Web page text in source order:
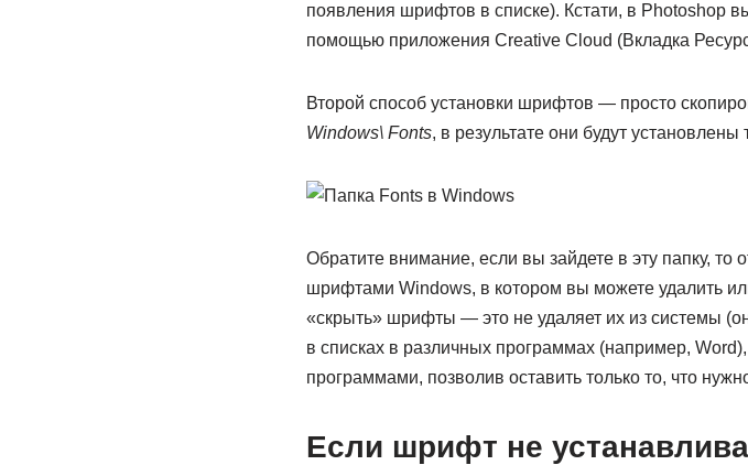
появления шрифтов в списке). Кстати, в Photoshop
помощью приложения Creative Cloud (Вкладка
Второй способ установки шрифтов — просто
Windows\ Fonts, в результате они будут
Обратите внимание, если вы зайдете в эту папку, то
шрифтами Windows, в котором вы можете удалить
«скрыть» шрифты — это не удаляет их из системы
в списках в различных программах (например,
программами, позволив оставить только то, что
Если шрифт не